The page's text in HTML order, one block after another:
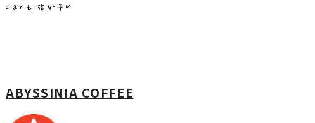
Cart 장바구니
ABYSSINIA COFFEE